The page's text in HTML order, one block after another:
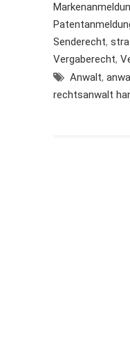
Senderecht,
Vergaberecht,
Anwalt,
rechtsanwalt